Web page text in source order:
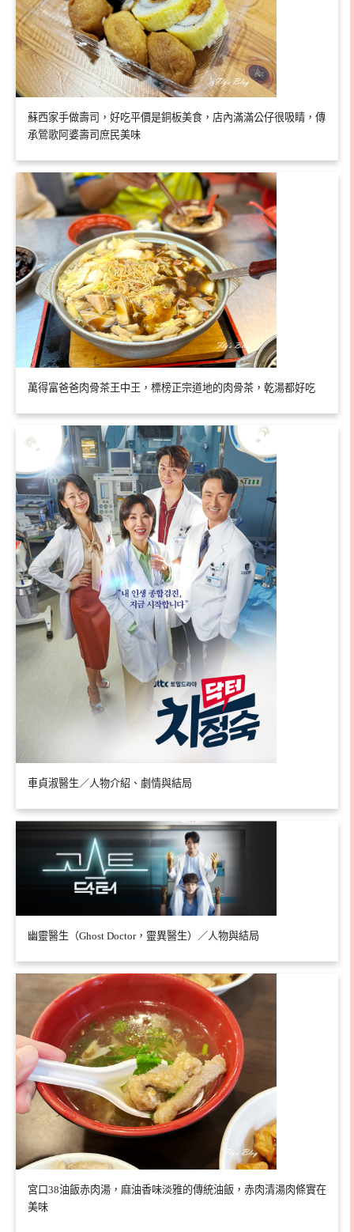
蘇西家手做壽司，好吃平價是銅板美食，店內滿滿公仔很吸睛，傳
承鶯歌阿婆壽司庶民美味
萬得富爸爸肉骨茶王中王，標榜正宗道地的肉骨茶，乾湯都好吃
車貞淑醫生／人物介紹、劇情與結局
幽靈醫生（Ghost Doctor，靈異醫生）／人物與結局
宮口38油飯赤肉湯，麻油香味淡雅的傳統油飯，赤肉清湯肉條實在
美味